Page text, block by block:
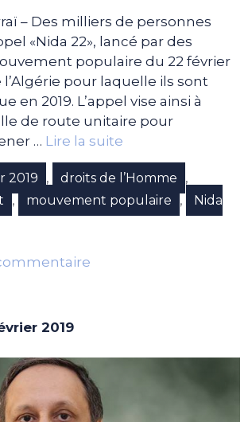
– Des milliers de personnes
«Nida 22», lancé par des
populaire du 22 février
pour laquelle ils sont
en 2019. L’appel vise ainsi à
de route unitaire pour
… Lire la suite
2019 , droits de l’Homme ,
, mouvement populaire ,
Nida
2019